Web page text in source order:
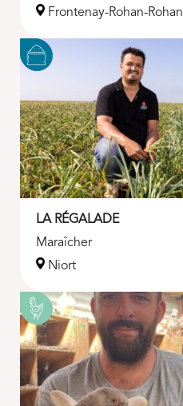
Frontenay-Rohan-Rohan
LA RÉGALADE
Maraîcher
Niort